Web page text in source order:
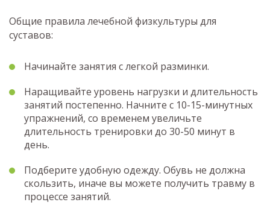
Общие правила лечебной физкультуры для
суставов:
Начинайте занятия с легкой разминки.
Наращивайте уровень нагрузки и длительность
занятий постепенно. Начните с 10-15-минутных
упражнений, со временем увеличьте
длительность тренировки до 30-50 минут в
день.
Подберите удобную одежду. Обувь не должна
скользить, иначе вы можете получить травму в
процессе занятий.